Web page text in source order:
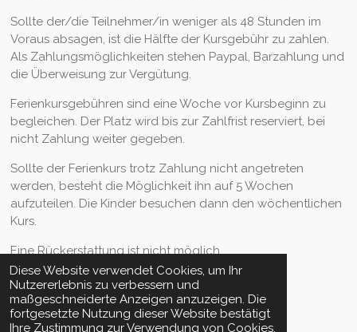
Diese Website verwendet Cookies, um Ihr
Nutzererlebnis zu verbessern und
maßgeschneiderte Anzeigen anzuzeigen. Die
fortgesetzte Nutzung dieser Website bestätigt
Ihre Zustimmung zur Verwendung von Cookies.
Sollte der/die Teilnehmer/in weniger als 48 Stunden im
Voraus absagen, ist die Hälfte der Kursgebühr zu zahlen.
Als Zahlungsmöglichkeiten stehen Paypal, Barzahlung und
die Überweisung zur Vergütung.
Ferienkursgebühren sind eine Woche vor Kursbeginn zu
begleichen. Der Platz wird bis zur Zahlfrist reserviert, bei
nicht Zahlung weiter gegeben.
Sollte der Ferienkurs trotz Zahlung nicht angetreten
werden, besteht die Möglichkeit ihn auf 5 Wochen
aufzuteilen. Die Kinder besuchen dann den wöchentlichen
Kurs.
Eine Rückerstattung ist nicht möglich.
Stand der AGB Okt.2024